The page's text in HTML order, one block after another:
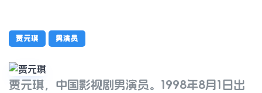
贾元琪 男演员
贾元琪
贾元琪，中国影视剧男演员。1998年8月1日出